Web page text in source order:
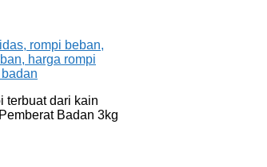
terbuat dari kain
Badan 3kg